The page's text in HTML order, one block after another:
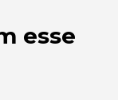
esse